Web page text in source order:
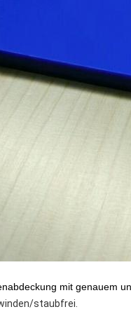
mit genauem
staubfrei.